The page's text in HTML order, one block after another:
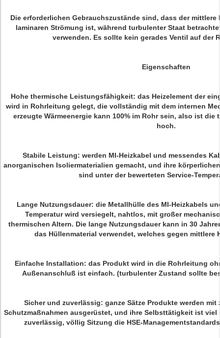
Die erforderlichen Gebrauchszustände sind, dass der mittlere
laminaren Strömung ist, während turbulenter Staat
verwenden. Es sollte kein gerades Ventil auf der
Eigenschaften
Hohe thermische Leistungsfähigkeit: das Heizelement der
wird in Rohrleitung gelegt, die vollständig mit dem internen
erzeugte Wärmeenergie kann 100% im Rohr sein, also ist
hoch.
Stabile Leistung: werden MI-Heizkabel und messendes
anorganischen Isoliermaterialien gemacht, und ihre
sind unter der bewerteten Service-
Lange Nutzungsdauer: die Metallhülle des MI-Heizkabels
Temperatur wird versiegelt, nahtlos, mit großer
thermischen Altern. Die lange Nutzungsdauer kann in 30
das Hüllenmaterial verwendet, welches gegen mittlere
Einfache Installation: das Produkt wird in die Rohrleitung
Außenanschluß ist einfach. (turbulenter Zustand sollte
Sicher und zuverlässig: ganze Sätze Produkte werden
Schutzmaßnahmen ausgerüstet, und ihre Selbsttätigkeit ist
zuverlässig, völlig Sitzung die HSE-